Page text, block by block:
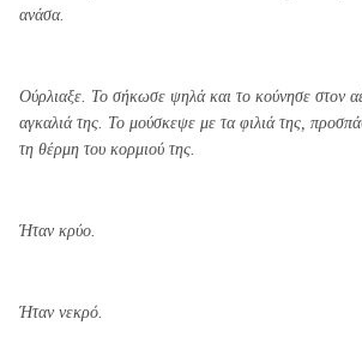
ανάσα.
Ούρλιαξε. Το σήκωσε ψηλά και το κούνησε στον
αγκαλιά της. Το μούσκεψε με τα φιλιά της,
τη θέρμη του κορμιού της.
Ήταν κρύο.
Ήταν νεκρό.